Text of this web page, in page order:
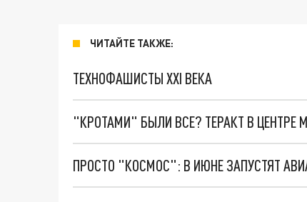
ЧИТАЙТЕ ТАКЖЕ:
ТЕХНОФАШИСТЫ XXI ВЕКА
"КРОТАМИ" БЫЛИ ВСЕ? ТЕРАКТ В
ПРОСТО "КОСМОС": В ИЮНЕ ЗАПУСТЯТ